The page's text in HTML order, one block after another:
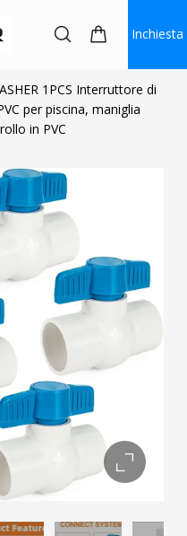
Inchiesta
1PCS Interruttore di
per piscina, maniglia
in PVC